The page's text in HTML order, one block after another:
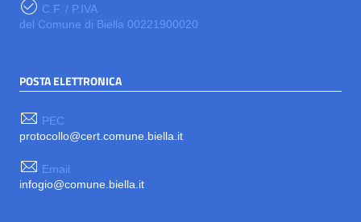
C.F. / P.IVA
del Comune di Biella 00221900020
POSTA ELETTRONICA
PEC
protocollo@cert.comune.biella.it
Email
infogio@comune.biella.it